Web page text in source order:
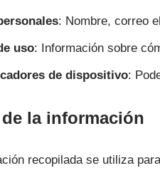
: Nombre, correo
uso: Información sobre
de dispositivo:
la información
recopilada se utiliza